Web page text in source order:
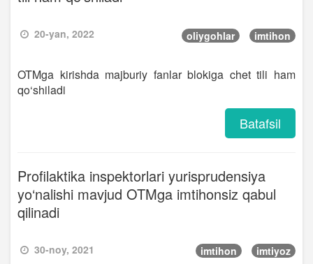
20-yan, 2022 oliygohlar imtihon
OTMga kirishda majburiy fanlar blokiga chet tili ham
qo‘shiladi
Batafsil
Profilaktika inspektorlari yurisprudensiya
yo‘nalishi mavjud OTMga imtihonsiz qabul
qilinadi
30-noy, 2021 imtihon imtiyoz